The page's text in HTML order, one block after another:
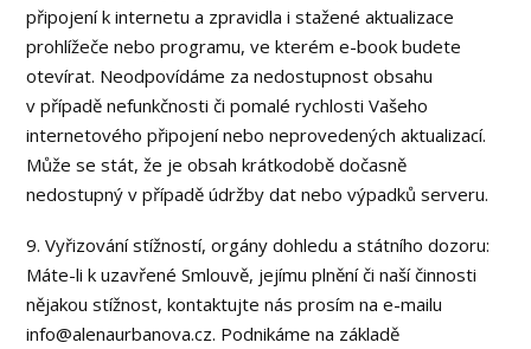
připojení k internetu a zpravidla i stažené aktualizace
prohlížeče nebo programu, ve kterém e-book budete
otevírat. Neodpovídáme za nedostupnost obsahu
v případě nefunkčnosti či pomalé rychlosti Vašeho
internetového připojení nebo neprovedených aktualizací.
Může se stát, že je obsah krátkodobě dočasně
nedostupný v případě údržby dat nebo výpadků serveru.
9. Vyřizování stížností, orgány dohledu a státního dozoru:
Máte-li k uzavřené Smlouvě, jejímu plnění či naší činnosti
nějakou stížnost, kontaktujte nás prosím na e-mailu
info@alenaurbanova.cz. Podnikáme na základě